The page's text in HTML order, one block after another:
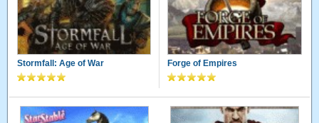
Stormfall: Age of War Forge of Empires